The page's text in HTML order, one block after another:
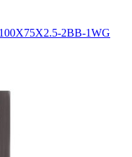
2BB-1WG